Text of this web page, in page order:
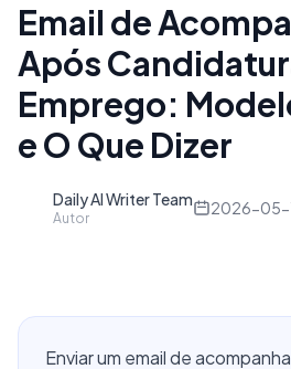
Email de
Após
Emprego:
e O Que Dizer
Daily AI Writer Team
Autor
2026-05-
Enviar um email de